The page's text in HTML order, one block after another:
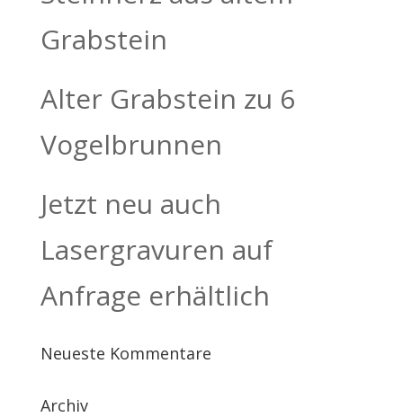
Grabstein
Alter Grabstein zu 6
Vogelbrunnen
Jetzt neu auch
Lasergravuren auf
Anfrage erhältlich
Neueste Kommentare
Archiv